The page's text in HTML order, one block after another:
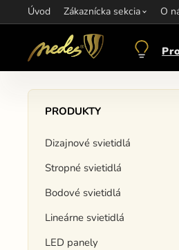
Úvod Zákaznícka sekcia O
Informácie:info@nedes.sk Kontakt:
PRODUKTY
Dizajnové svietidlá
Stropné svietidlá
Bodové svietidlá
Lineárne svietidlá
LED panely